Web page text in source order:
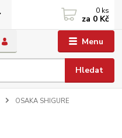
Menu
Hledat
0 ks
za 0 Kč
OSAKA SHIGURE